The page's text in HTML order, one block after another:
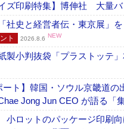
イズ印刷特集】博伸社 大量
史と経営者伝・東京展」
ト 2026.8.6 NEW
小判抜袋「プラストッテ
ート】韓国・ソウル京畿道
Jong Jun CEO が語る「
ロットのパッケージ印刷